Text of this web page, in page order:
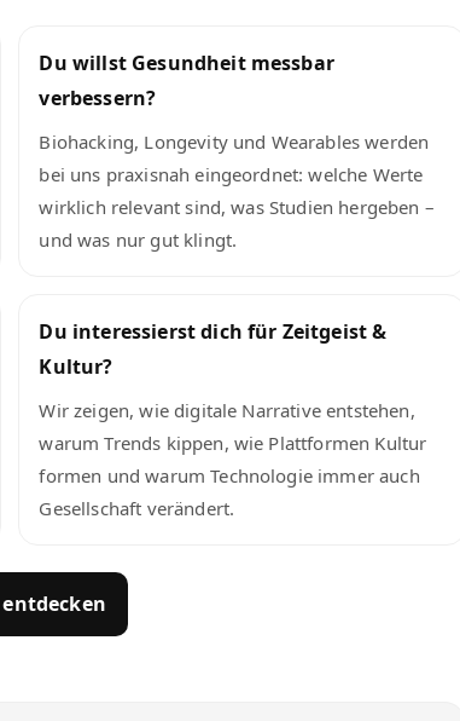
Du willst Gesundheit messbar
verbessern?
Biohacking, Longevity und Wearables werden
bei uns praxisnah eingeordnet: welche Werte
wirklich relevant sind, was Studien hergeben –
und was nur gut klingt.
Du interessierst dich für Zeitgeist &
Kultur?
Wir zeigen, wie digitale Narrative entstehen,
warum Trends kippen, wie Plattformen Kultur
formen und warum Technologie immer auch
Gesellschaft verändert.